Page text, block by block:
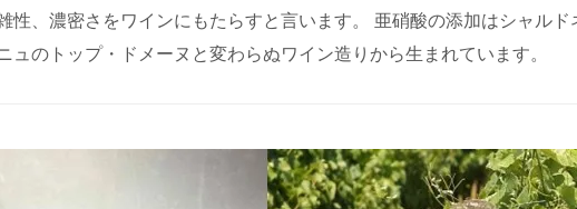
、濃密さをワインにもたらすと言います。 亜硝酸の添加はシャルド
のトップ・ドメーヌと変わらぬワイン造りから生まれています。